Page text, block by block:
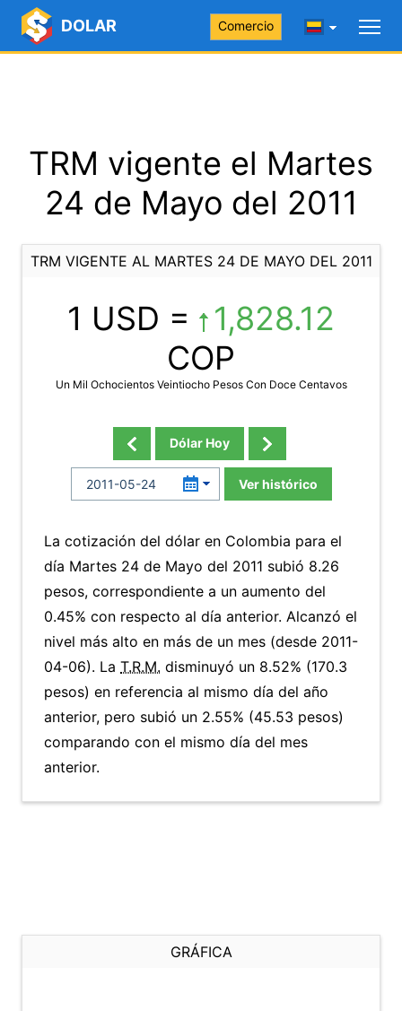
DOLAR Comercio
TRM vigente el Martes
24 de Mayo del 2011
TRM VIGENTE AL MARTES 24 DE MAYO DEL 2011
1 USD =
1,828.12
COP
Un Mil Ochocientos Veintiocho Pesos Con Doce Centavos
Dólar Hoy
Ver histórico
La cotización del dólar en Colombia para el
día Martes 24 de Mayo del 2011 subió 8.26
pesos, correspondiente a un aumento del
0.45% con respecto al día anterior. Alcanzó el
nivel más alto en más de un mes (desde 2011-
04-06). La T.R.M. disminuyó un 8.52% (170.3
pesos) en referencia al mismo día del año
anterior, pero subió un 2.55% (45.53 pesos)
comparando con el mismo día del mes
anterior.
GRÁFICA